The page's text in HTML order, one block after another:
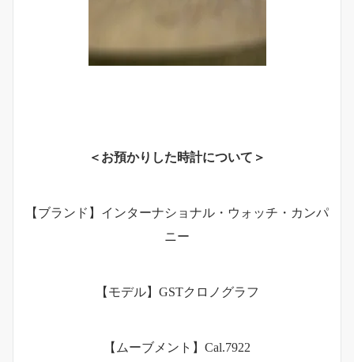
＜お預かりした時計について＞
【ブランド】インターナショナル・ウォッチ・カンパ
ニー
【モデル】GSTクロノグラフ
【ムーブメント】Cal.7922